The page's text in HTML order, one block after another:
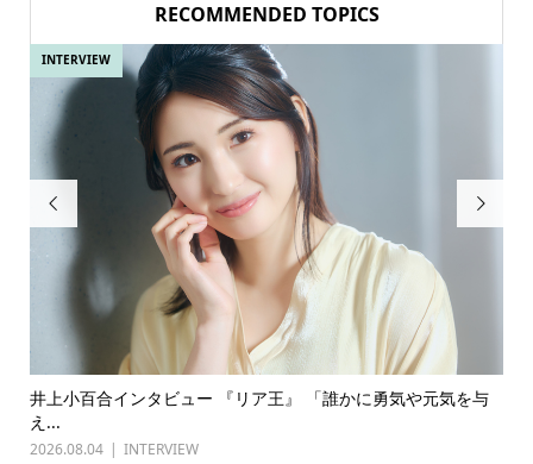
RECOMMENDED TOPICS

井上小百合インタビュー 『リア王』 「誰かに勇気や元気を与
え...
2026.08.04 INTERVIEW
INTERVIEW
